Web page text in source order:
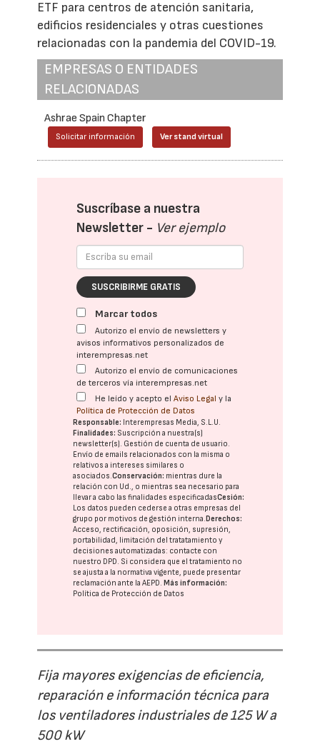
ETF para centros de atención sanitaria,
edificios residenciales y otras cuestiones
relacionadas con la pandemia del COVID-19.
EMPRESAS O ENTIDADES
RELACIONADAS
Ashrae Spain Chapter
Solicitar información Ver stand virtual
Suscríbase a nuestra
Newsletter - Ver ejemplo
SUSCRIBIRME GRATIS
Marcar todos
Autorizo el envío de newsletters y
avisos informativos personalizados de
interempresas.net
Autorizo el envío de comunicaciones
de terceros vía interempresas.net
He leído y acepto elAviso Legal y la
Política de Protección de Datos
Responsable: Interempresas Media, S.L.U.
Finalidades: Suscripción a nuestra(s)
newsletter(s). Gestión de cuenta de usuario.
Envío de emails relacionados con la misma o
relativos a intereses similares o
asociados.Conservación: mientras dure la
relación con Ud., o mientras sea necesario para
llevar a cabo las finalidades especificadasCesión:
Los datos pueden cederse a otras empresas del
grupo por motivos de gestión interna.Derechos:
Acceso, rectificación, oposición, supresión,
portabilidad, limitación del tratatamiento y
decisiones automatizadas: contacte con
nuestro DPD. Si considera que el tratamiento no
se ajusta a la normativa vigente, puede presentar
reclamación ante laAEPD.Más información:
Política de Protección de Datos
Fija mayores exigencias de eficiencia,
reparación e información técnica para
los ventiladores industriales de 125 W a
500 kW